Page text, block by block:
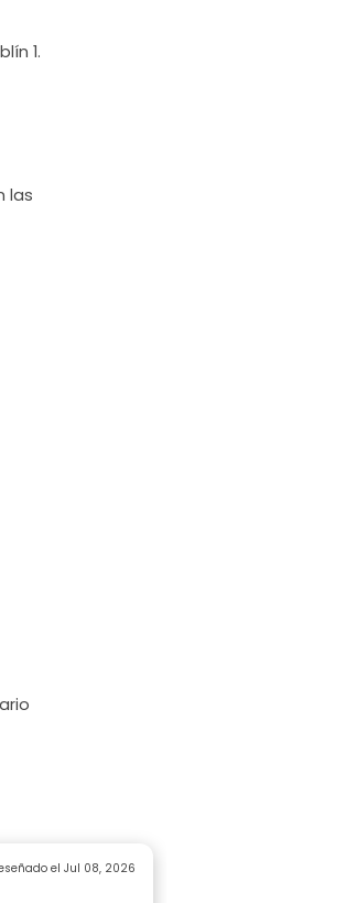
1.
las
el Jul 08, 2026